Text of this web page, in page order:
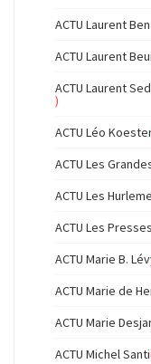
ACTU Laurent
ACTU Laurent
ACTU Laurent
)
ACTU Léo
ACTU Les
ACTU Les
ACTU Les
ACTU Marie B.
ACTU Marie de
ACTU Marie
ACTU Michel Santi